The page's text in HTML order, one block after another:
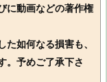
に動画などの著作権
如何なる損害も、
。予めご了承下さ